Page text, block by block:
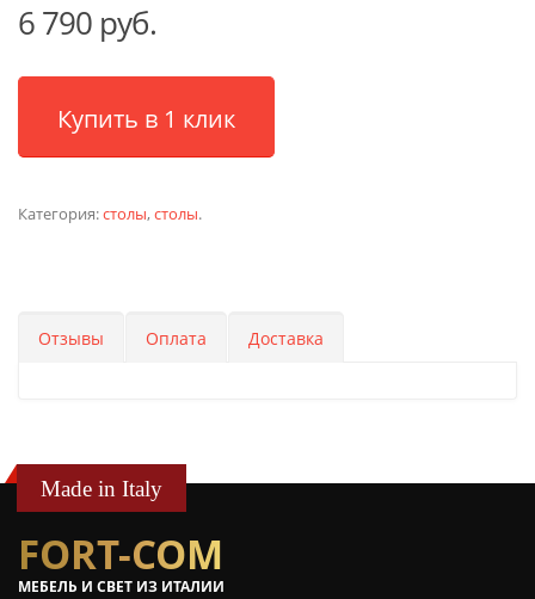
6 790 руб.
Купить в 1 клик
Категория:столы,столы.
Отзывы Оплата Доставка
Made in Italy
FORT-COM
МЕБЕЛЬ И СВЕТ ИЗ ИТАЛИИ